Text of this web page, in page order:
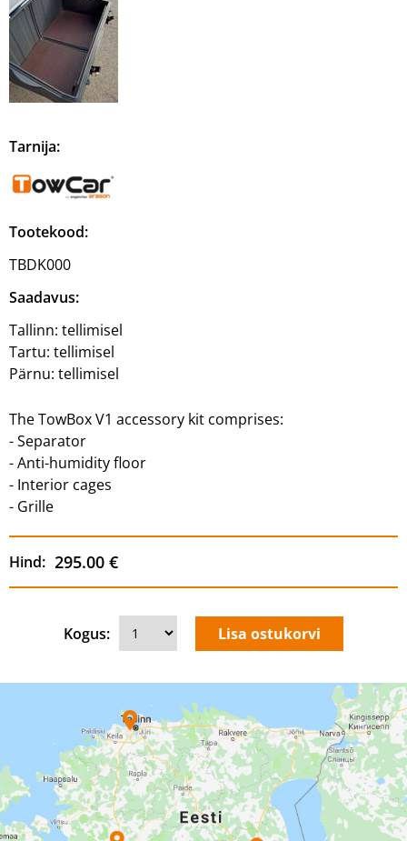
Tarnija:
Tootekood:
TBDK000
Saadavus:
Tallinn: tellimisel
Tartu: tellimisel
Pärnu: tellimisel
The TowBox V1 accessory kit comprises:
- Separator
- Anti-humidity floor
- Interior cages
- Grille
Hind: 295.00 €
Kogus: